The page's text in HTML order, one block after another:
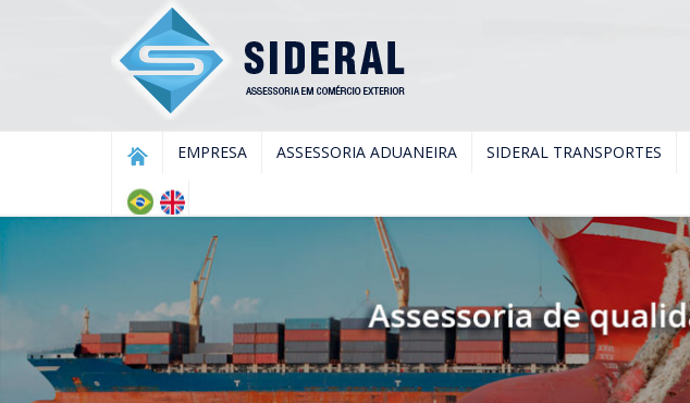
EMPRESA ASSESSORIA ADUANEIRA SIDERAL TRANSPORTES